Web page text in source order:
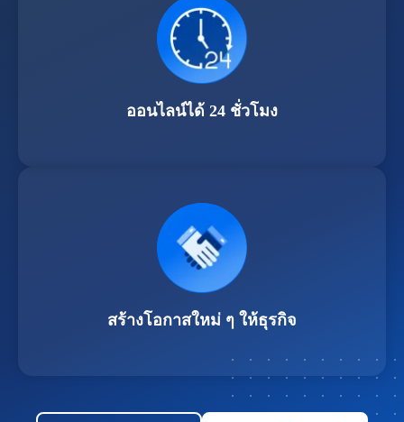
ออนไลน์ได้ 24 ชั่วโมง
สร้างโอกาสใหม่ ๆ ให้ธุรกิจ